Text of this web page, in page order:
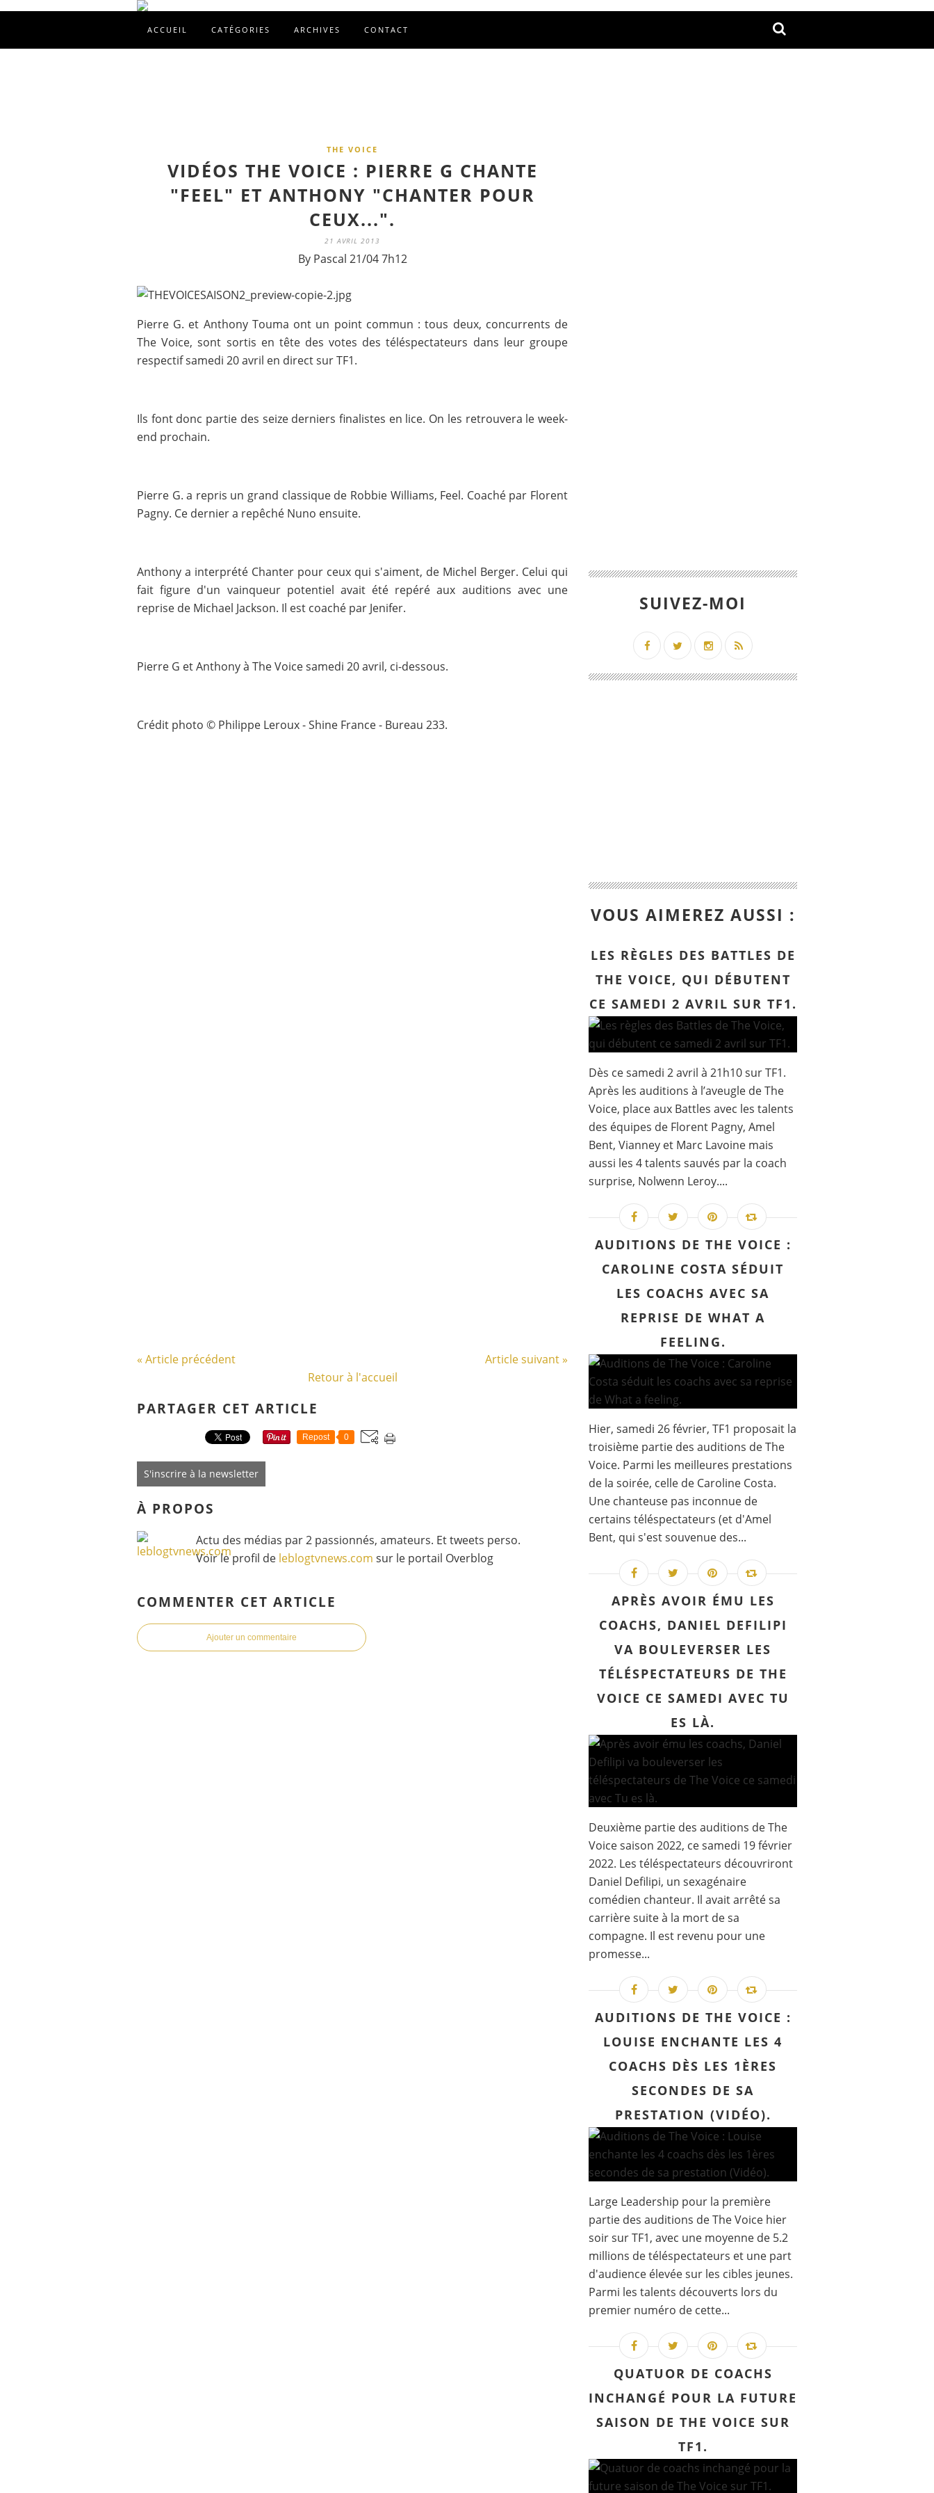
ACCUEIL CATÉGORIES ARCHIVES CONTACT
THE VOICE
VIDÉOS THE VOICE : PIERRE G CHANTE
"FEEL" ET ANTHONY "CHANTER POUR
CEUX...".
21 AVRIL 2013
By Pascal 21/04 7h12
Pierre G. et Anthony Touma ont un point commun : tous deux, concurrents de
The Voice, sont sortis en tête des votes des téléspectateurs dans leur groupe
respectif samedi 20 avril en direct sur TF1.
Ils font donc partie des seize derniers finalistes en lice. On les retrouvera le week-
end prochain.
Pierre G. a repris un grand classique de Robbie Williams, Feel. Coaché par Florent
Pagny. Ce dernier a repêché Nuno ensuite.
Anthony a interprété Chanter pour ceux qui s'aiment, de Michel Berger. Celui qui
fait figure d'un vainqueur potentiel avait été repéré aux auditions avec une
reprise de Michael Jackson. Il est coaché par Jenifer.
Pierre G et Anthony à The Voice samedi 20 avril, ci-dessous.
Crédit photo © Philippe Leroux - Shine France - Bureau 233.
« Article précédent
Article suivant »
Retour à l'accueil
PARTAGER CET ARTICLE
Repost 0
S'inscrire à la newsletter
À PROPOS
Actu des médias par 2 passionnés, amateurs. Et tweets perso.
Voir le profil de leblogtvnews.com sur le portail Overblog
COMMENTER CET ARTICLE
Ajouter un commentaire
SUIVEZ-MOI
VOUS AIMEREZ AUSSI :
LES RÈGLES DES BATTLES DE
THE VOICE, QUI DÉBUTENT
CE SAMEDI 2 AVRIL SUR TF1.
Dès ce samedi 2 avril à 21h10 sur TF1.
Après les auditions à l’aveugle de The
Voice, place aux Battles avec les talents
des équipes de Florent Pagny, Amel
Bent, Vianney et Marc Lavoine mais
aussi les 4 talents sauvés par la coach
surprise, Nolwenn Leroy....
AUDITIONS DE THE VOICE :
CAROLINE COSTA SÉDUIT
LES COACHS AVEC SA
REPRISE DE WHAT A
FEELING.
Hier, samedi 26 février, TF1 proposait la
troisième partie des auditions de The
Voice. Parmi les meilleures prestations
de la soirée, celle de Caroline Costa.
Une chanteuse pas inconnue de
certains téléspectateurs (et d'Amel
Bent, qui s'est souvenue des...
APRÈS AVOIR ÉMU LES
COACHS, DANIEL DEFILIPI
VA BOULEVERSER LES
TÉLÉSPECTATEURS DE THE
VOICE CE SAMEDI AVEC TU
ES LÀ.
Deuxième partie des auditions de The
Voice saison 2022, ce samedi 19 février
2022. Les téléspectateurs découvriront
Daniel Defilipi, un sexagénaire
comédien chanteur. Il avait arrêté sa
carrière suite à la mort de sa
compagne. Il est revenu pour une
promesse...
AUDITIONS DE THE VOICE :
LOUISE ENCHANTE LES 4
COACHS DÈS LES 1ÈRES
SECONDES DE SA
PRESTATION (VIDÉO).
Large Leadership pour la première
partie des auditions de The Voice hier
soir sur TF1, avec une moyenne de 5.2
millions de téléspectateurs et une part
d'audience élevée sur les cibles jeunes.
Parmi les talents découverts lors du
premier numéro de cette...
QUATUOR DE COACHS
INCHANGÉ POUR LA FUTURE
SAISON DE THE VOICE SUR
TF1.